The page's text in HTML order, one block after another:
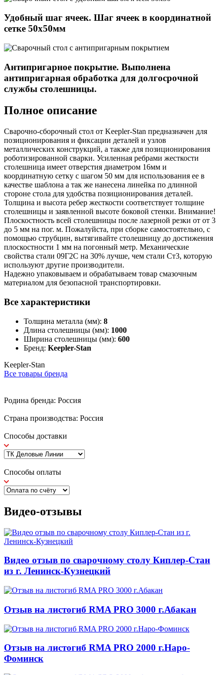
Удобный шаг ячеек. Шаг ячеек в координатной
сетке 50х50мм
Антипригарное покрытие. Выполнена
антипригарная обработка для долгосрочной
службы столешницы.
Полное описание
Сварочно-сборочный стол от Keepler-Stan предназначен для
позиционирования и фиксации деталей и узлов
металлических конструкций, а также для позиционирования
роботизированной сварки. Усиленная ребрами жесткости
столешница имеет отверстия диаметром 16мм и
координатную сетку с шагом 50 мм для использования ее в
качестве шаблона а так же нанесена линейка по длинной
стороне стола для удобства позиционирования деталей.
Толщина и высота ребер жесткости соответствует толщине
столешницы и заявленной высоте боковой стенки. Внимание!
Плоскостность всей столешницы после лазерной резки от от 3
до 5 мм на пог. м. Пожалуйста, при сборке самостоятельно, с
помощью струбцин, вытягивайте столешницу до достижения
плоскостности 1 мм на погонный метр. Механические
свойства стали 09Г2С на 30% лучше, чем стали Ст3, которую
используют другие производители.
Надежно упаковываем и обрабатываем товар смазочным
материалом для безопасной транспортировки.
Все характеристики
Толщина металла (мм): 8
Длина столешницы (мм): 1000
Ширина столешницы (мм): 600
Бренд: Keepler-Stan
Keepler-Stan
Все товары бренда
Родина бренда: Россия
Страна производства: Россия
Способы доставки
Способы оплаты
Видео-отзывы
Видео отзыв по сварочному столу Киплер-Стан
из г. Ленинск-Кузнецкий
Отзыв на листогиб RMA PRO 3000 г.Абакан
Отзыв на листогиб RMA PRO 2000 г.Наро-
Фоминск